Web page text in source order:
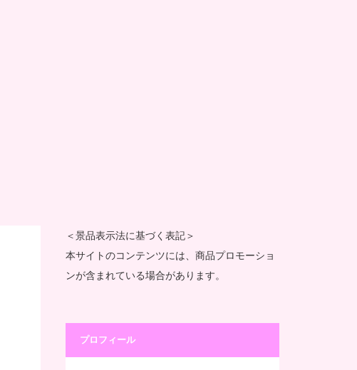
＜景品表示法に基づく表記＞
本サイトのコンテンツには、商品プロモーショ
ンが含まれている場合があります。
プロフィール